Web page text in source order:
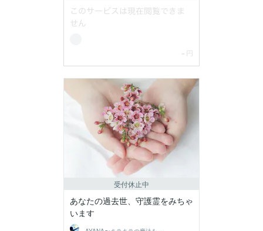
受付休止中
あなたの過去世、守護霊をみちゃ
います